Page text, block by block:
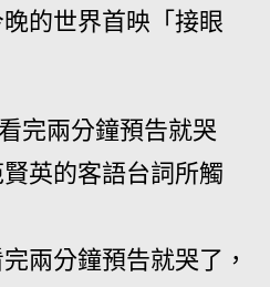
的世界首映「接眼
兩分鐘預告就哭了，